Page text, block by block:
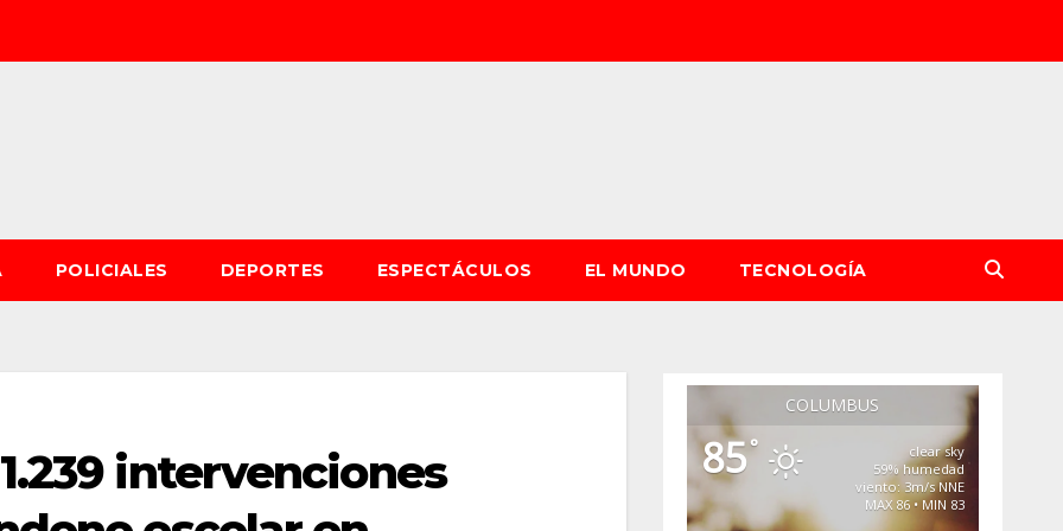
POLICIALES DEPORTES ESPECTÁCULOS EL MUNDO TECNOLOGÍA
intervenciones
COLUMBUS
85°
clear sky
59% humedad
viento: 3m/s NNE
MAX 86 • MIN 83